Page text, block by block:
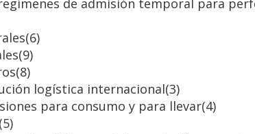
de admisión temporal para
(6)
(9)
(8)
logística internacional(3)
para consumo y para llevar(4)
(5)